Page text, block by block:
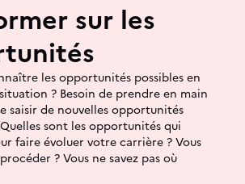
sur les
les opportunités possibles en
? Besoin de prendre en main
saisir de nouvelles opportunités
sont les opportunités qui
faire évoluer votre carrière ? Vous
? Vous ne savez pas où